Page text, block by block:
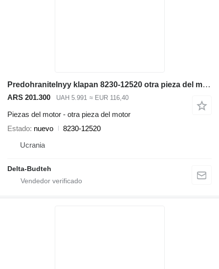
Predohranitelnyy klapan 8230-12520 otra pieza del motor para Volvo EC290B excavadora
ARS 201.300 UAH 5.991 ≈ EUR 116,40
Piezas del motor - otra pieza del motor
Estado nuevo
8230-12520
Ucrania
Delta-Budteh